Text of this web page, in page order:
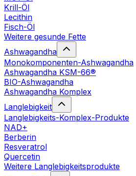
Krill-Öl
Lecithin
Fisch-Öl
Weitere gesunde Fette
Ashwagandha
Monokomponenten-Ashwagandha
Ashwagandha KSM-66®
BIO-Ashwagandha
Ashwagandha Komplex
Langlebigkeit
Langlebigkeits-Komplex-Produkte
NAD+
Berberin
Resveratrol
Quercetin
Weitere Langlebigkeitsprodukte